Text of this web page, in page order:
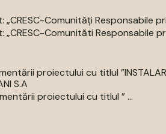
„CRESC-Comunități Responsabile
„CRESC-Comunităti Responsabile
proiectului cu titlul
S.A
proiectului cu titlul ” ...